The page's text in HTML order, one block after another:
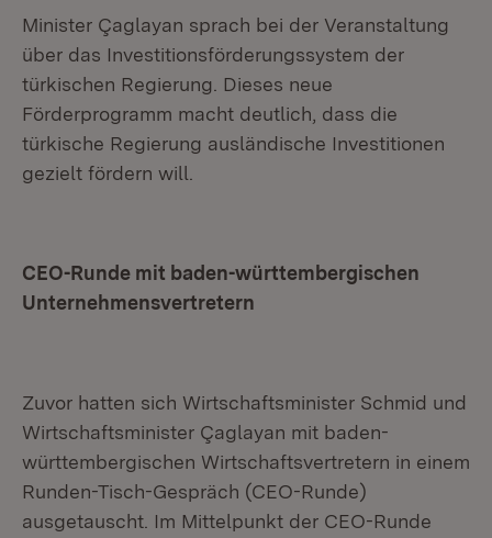
Minister Çaglayan sprach bei der Veranstaltung
über das Investitionsförderungssystem der
türkischen Regierung. Dieses neue
Förderprogramm macht deutlich, dass die
türkische Regierung ausländische Investitionen
gezielt fördern will.
CEO-Runde mit baden-württembergischen
Unternehmensvertretern
Zuvor hatten sich Wirtschaftsminister Schmid und
Wirtschaftsminister Çaglayan mit baden-
württembergischen Wirtschaftsvertretern in einem
Runden-Tisch-Gespräch (CEO-Runde)
ausgetauscht. Im Mittelpunkt der CEO-Runde